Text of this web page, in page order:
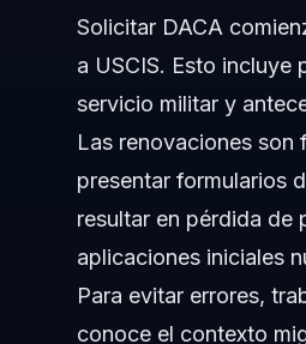
Solicitar DACA
a USCIS. Esto incluye
servicio militar y
Las renovaciones
presentar formularios
resultar en pérdida de
aplicaciones iniciales
Para evitar errores,
conoce el contexto